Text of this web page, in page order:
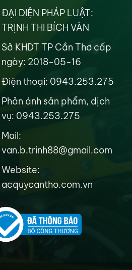
ĐẠI DIỆN PHÁP LUẬT:
TRỊNH THI BÍCH VÂN
Sở KHDT TP Cần Thơ cấp
ngày: 2018-05-16
Điện thoại: 0943.253.275
Phản ánh sản phẩm, dịch
vụ: 0943.253.275
Mail:
van.b.trinh88@gmail.com
Website:
acquycantho.com.vn